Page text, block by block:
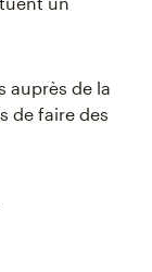
auprès de la
de faire des